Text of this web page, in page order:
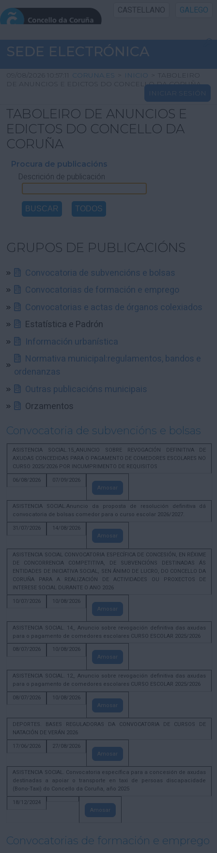
CASTELLANO GALEGO
INICIO SEDE
INICIO
INFORMACIÓN PÚBLICA
CARTAFOL CIDADÁN
AXUDA
SEDE ELECTRÓNICA
09/08/2026 10:57:11 CORUNA.ES > INICIO > TABOLEIRO
DE ANUNCIOS E EDICTOS DO CONCELLO DA CORUÑA
INICIAR SESIÓN
TABOLEIRO DE ANUNCIOS E
EDICTOS DO CONCELLO DA
CORUÑA
Procura de publicacións
Descrición de publicación
GRUPOS DE PUBLICACIÓNS
Convocatoria de subvencións e bolsas
Convocatorias de formación e emprego
Convocatorias e actas de órganos colexiados
Estatística e Padrón
Información urbanística
Normativa municipal:regulamentos, bandos e
ordenanzas
Outras publicacións municipais
Orzamentos
Convocatoria de subvencións e bolsas
ASISTENCIA SOCIAL.15_ANUNCIO SOBRE REVOGACIÓN DEFINITIVA DE
AXUDAS CONCEDIDAS PARA O PAGAMENTO DE COMEDORES ESCOLARES NO
CURSO 2025/2026 POR INCUMPRIMENTO DE REQUISITOS
06/08/2026
07/09/2026
Amosar
ASISTENCIA SOCIAL.Anuncio da proposta de resolución definitiva dá
convocatoria de bolsas comedor para o curso escolar 2026/2027.
31/07/2026
14/08/2026
Amosar
ASISTENCIA SOCIAL CONVOCATORIA ESPECÍFICA DE CONCESIÓN, EN RÉXIME
DE CONCORRENCIA COMPETITIVA, DE SUBVENCIÓNS DESTINADAS ÁS
ENTIDADES DE INICIATIVA SOCIAL, SEN ÁNIMO DE LUCRO, DO CONCELLO DA
CORUÑA PARA A REALIZACIÓN DE ACTIVIDADES OU PROXECTOS DE
INTERESE SOCIAL DURANTE O ANO 2026
10/07/2026
10/08/2026
Amosar
ASISTENCIA SOCIAL. 14_ Anuncio sobre revogación definitiva das axudas
para o pagamento de comedores escolares CURSO ESCOLAR 2025/2026
08/07/2026
10/08/2026
Amosar
ASISTENCIA SOCIAL. 12_ Anuncio sobre revogación definitiva das axudas
para o pagamento de comedores escolares CURSO ESCOLAR 2025/2026
08/07/2026
10/08/2026
Amosar
DEPORTES. BASES REGULADORAS DA CONVOCATORIA DE CURSOS DE
NATACIÓN DE VERÁN 2026
17/06/2026
27/08/2026
Amosar
ASISTENCIA SOCIAL. Convocatoria específica para a concesión de axudas
destinadas a apoiar o transporte en taxi de persoas discapacidade
(Bono-Taxi) do Concello da Coruña, año 2025
18/12/2024
Amosar
Convocatorias de formación e emprego